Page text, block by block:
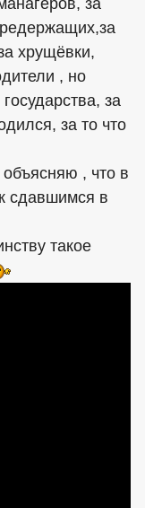
за
хрущёвки,
, но
за
за то что
объясняю , что в
сдавшимся в
такое